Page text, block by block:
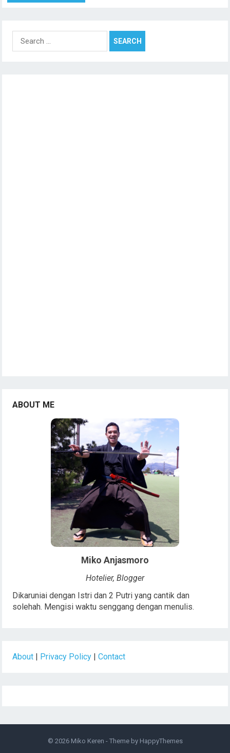
Search
ABOUT ME
Miko Anjasmoro
Hotelier, Blogger
Dikaruniai dengan Istri dan 2 Putri yang cantik dan
solehah. Mengisi waktu senggang dengan menulis.
About | Privacy Policy |Contact
© 2026 Miko Keren - Theme by HappyThemes